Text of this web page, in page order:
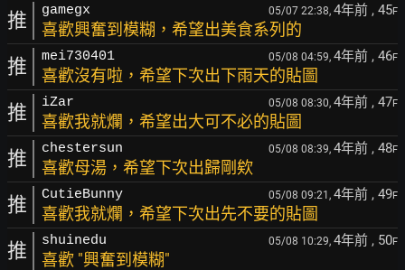
推 gamegx 05/07 22:38, 4年前 , 45F
喜歡興奮到模糊，希望出美食系列的
推 mei730401 05/08 04:59, 4年前 , 46F
喜歡沒有啦，希望下次出下雨天的貼圖
推 iZar 05/08 08:30, 4年前 , 47F
喜歡我就爛，希望出大可不必的貼圖
推 chestersun 05/08 08:39, 4年前 , 48F
喜歡母湯，希望下次出歸剛欸
推 CutieBunny 05/08 09:21, 4年前 , 49F
喜歡我就爛，希望下次出先不要的貼圖
推 shuinedu 05/08 10:29, 4年前 , 50F
喜歡 "興奮到模糊"